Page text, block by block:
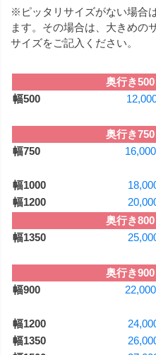
※ピッタリサイズがない場合
ます。その場合は、大きめの
サイズをご記入ください。
奥行き500
奥行き750
奥行き800
奥行き900